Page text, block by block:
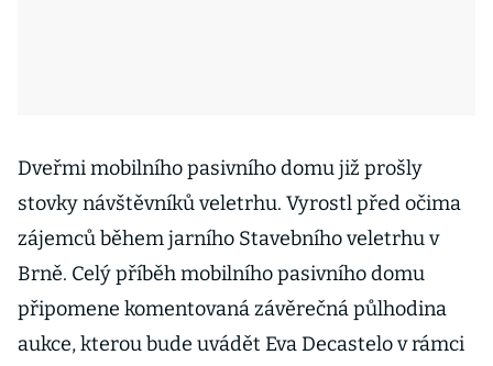
Dveřmi mobilního pasivního domu již prošly
stovky návštěvníků veletrhu. Vyrostl před očima
zájemců během jarního Stavebního veletrhu v
Brně. Celý příběh mobilního pasivního domu
připomene komentovaná závěrečná půlhodina
aukce, kterou bude uvádět Eva Decastelo v rámci